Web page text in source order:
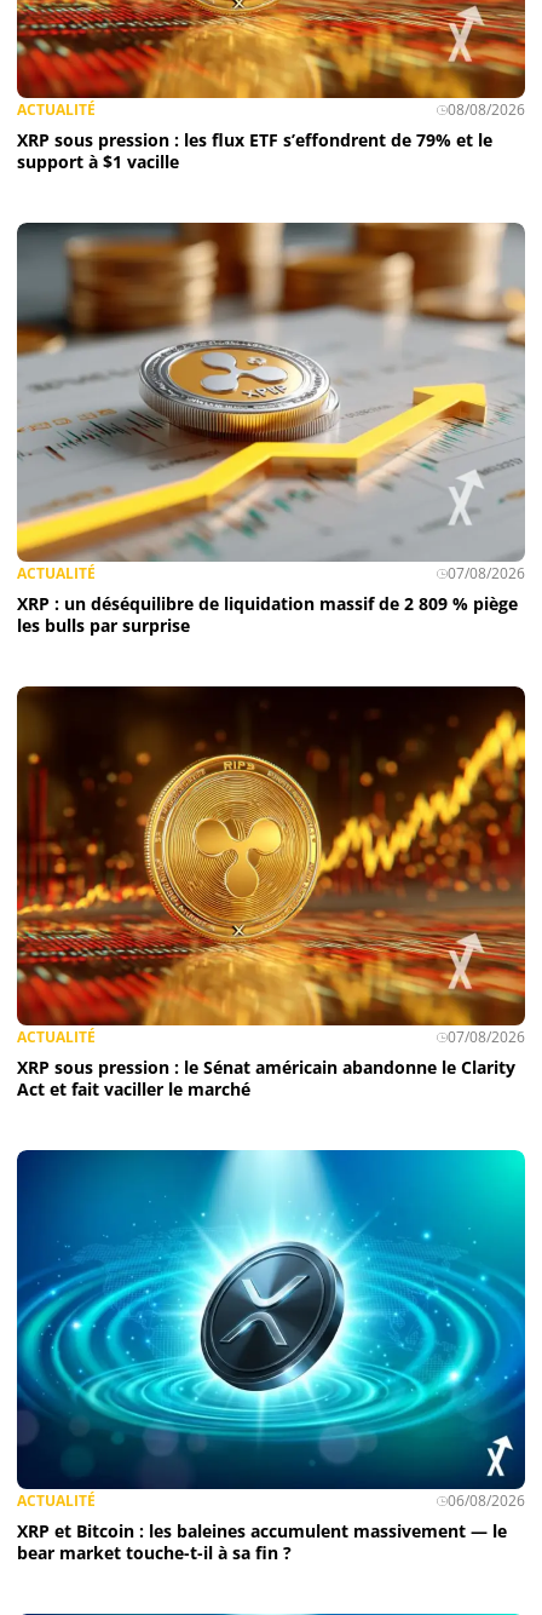
MEXC avis
Bitmart avis
ACTUALITÉ 08/08/2026
XRP sous pression : les flux ETF s’effondrent de 79% et le
support à $1 vacille
ACTUALITÉ 07/08/2026
XRP : un déséquilibre de liquidation massif de 2 809 % piège
les bulls par surprise
ACTUALITÉ 07/08/2026
XRP sous pression : le Sénat américain abandonne le Clarity
Act et fait vaciller le marché
ACTUALITÉ 06/08/2026
XRP et Bitcoin : les baleines accumulent massivement — le
bear market touche-t-il à sa fin ?